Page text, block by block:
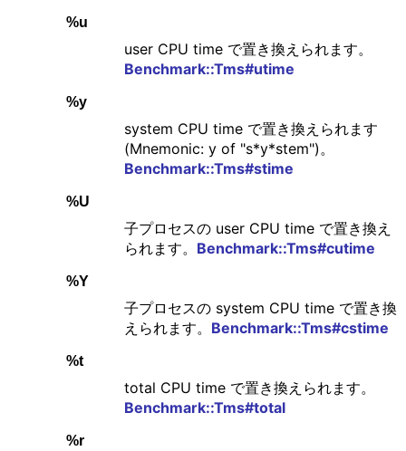
%u
user CPU time で置き換えられます。
Benchmark::Tms#utime
%y
system CPU time で置き換えられます
(Mnemonic: y of "s*y*stem")。
Benchmark::Tms#stime
%U
子プロセスの user CPU time で置き換え
られます。 Benchmark::Tms#cutime
%Y
子プロセスの system CPU time で置き換
えられます。 Benchmark::Tms#cstime
%t
total CPU time で置き換えられます。
Benchmark::Tms#total
%r